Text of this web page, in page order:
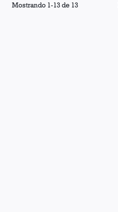
Mostrando 1-13de 13